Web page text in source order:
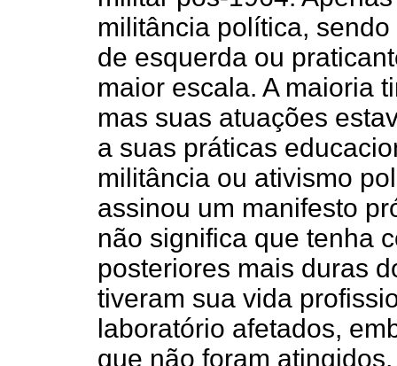
militância política,
de esquerda ou
maior escala. A maioria
mas suas atuações
a suas práticas
militância ou ativismo
assinou um manifesto
não significa que tenha
posteriores mais duras
tiveram sua vida
laboratório afetados,
que não foram